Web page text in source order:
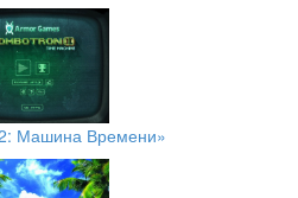
Машина Времени»